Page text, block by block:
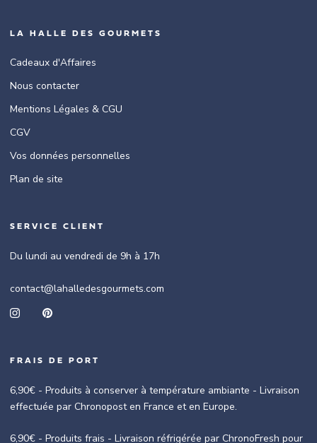
LA HALLE DES GOURMETS
Cadeaux d'Affaires
Nous contacter
Mentions Légales & CGU
CGV
Vos données personnelles
Plan de site
SERVICE CLIENT
Du lundi au vendredi de 9h à 17h
contact@lahalledesgourmets.com
FRAIS DE PORT
6,90€ - Produits à conserver à température ambiante - Livraison
effectuée par Chronopost en France et en Europe.
6,90€ - Produits frais - Livraison réfrigérée par ChronoFresh pour